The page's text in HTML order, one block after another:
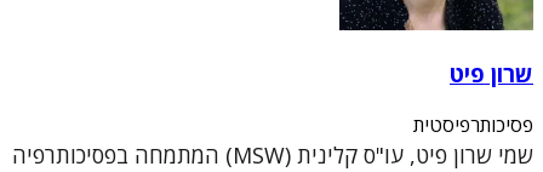
שרון פיט
פסיכותרפיסטית
שמי שרון פיט, עו"ס קלינית (MSW) המתמחה בפסיכותרפיה